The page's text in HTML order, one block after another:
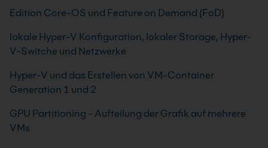
Edition Core-OS und Feature on Demand (FoD)
lokale Hyper-V Konfiguration, lokaler Storage, Hyper-
V-Switche und Netzwerke
Hyper-V und das Erstellen von VM-Container
Generation 1 und 2
GPU Partitioning - Aufteilung der Grafik auf mehrere
VMs